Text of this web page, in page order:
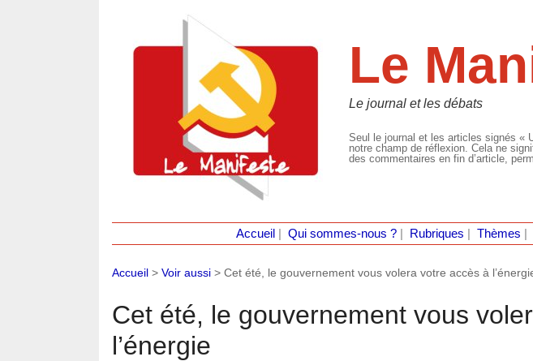
Le
Le journal et les débats
Seul le journal et les articles signés «
notre champ de réflexion. Cela ne
des commentaires en fin d’article,
Accueil Qui sommes-nous ?| Rubriques Thèmes
Accueil > Voir aussi > Cet été, le gouvernement vous volera votre accès à
Cet été, le gouvernement vous
l’énergie